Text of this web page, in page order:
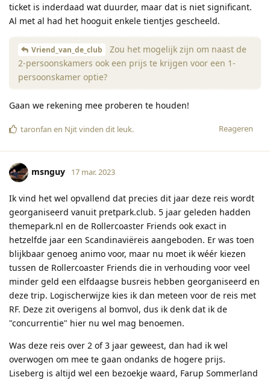
ticket is inderdaad wat duurder, maar dat is niet significant.
Al met al had het hooguit enkele tientjes gescheeld.
Vriend_van_de_club
Zou het mogelijk zijn om naast de
2-persoonskamers ook een prijs te krijgen voor een 1-
persoonskamer optie?
Gaan we rekening mee proberen te houden!
Reageren
taronfan en Njitvinden dit leuk.
msnguy 17 mar. 2023
Ik vind het wel opvallend dat precies dit jaar deze reis wordt
georganiseerd vanuit pretpark.club. 5 jaar geleden hadden
themepark.nl en de Rollercoaster Friends ook exact in
hetzelfde jaar een Scandinaviëreis aangeboden. Er was toen
blijkbaar genoeg animo voor, maar nu moet ik wéér kiezen
tussen de Rollercoaster Friends die in verhouding voor veel
minder geld een elfdaagse busreis hebben georganiseerd en
deze trip. Logischerwijze kies ik dan meteen voor de reis met
RF. Deze zit overigens al bomvol, dus ik denk dat ik de
"concurrentie" hier nu wel mag benoemen.
Was deze reis over 2 of 3 jaar geweest, dan had ik wel
overwogen om mee te gaan ondanks de hogere prijs.
Liseberg is altijd wel een bezoekje waard, Farup Sommerland